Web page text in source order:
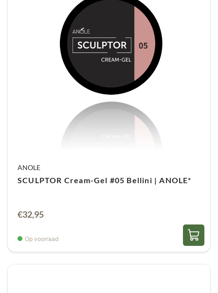
ANOLE
SCULPTOR Cream-Gel #05 Bellini | ANOLE*
€32,95
Op voorraad